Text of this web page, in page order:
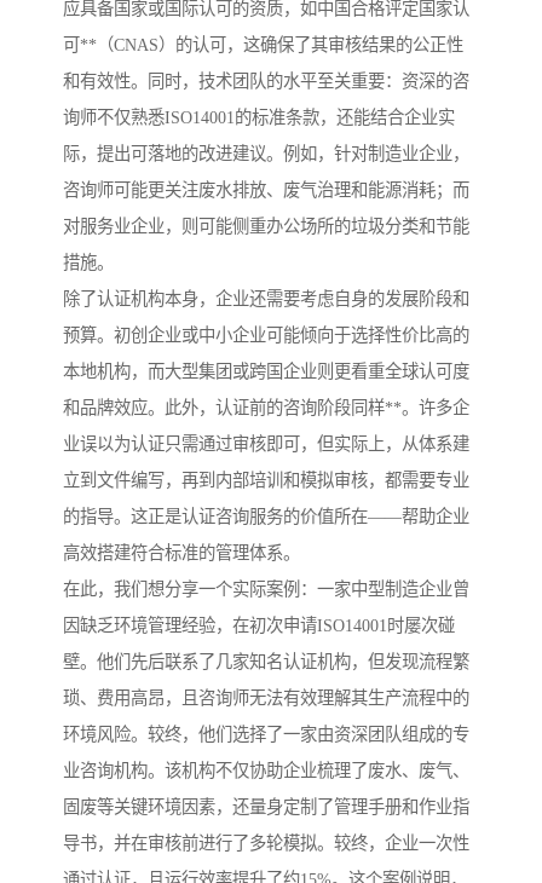
应具备国家或国际认可的资质，如中国合格评定国家认
可**（CNAS）的认可，这确保了其审核结果的公正性
和有效性。同时，技术团队的水平至关重要：资深的咨
询师不仅熟悉ISO14001的标准条款，还能结合企业实
际，提出可落地的改进建议。例如，针对制造业企业，
咨询师可能更关注废水排放、废气治理和能源消耗；而
对服务业企业，则可能侧重办公场所的垃圾分类和节能
措施。
除了认证机构本身，企业还需要考虑自身的发展阶段和
预算。初创企业或中小企业可能倾向于选择性价比高的
本地机构，而大型集团或跨国企业则更看重全球认可度
和品牌效应。此外，认证前的咨询阶段同样**。许多企
业误以为认证只需通过审核即可，但实际上，从体系建
立到文件编写，再到内部培训和模拟审核，都需要专业
的指导。这正是认证咨询服务的价值所在——帮助企业
高效搭建符合标准的管理体系。
在此，我们想分享一个实际案例：一家中型制造企业曾
因缺乏环境管理经验，在初次申请ISO14001时屡次碰
壁。他们先后联系了几家知名认证机构，但发现流程繁
琐、费用高昂，且咨询师无法有效理解其生产流程中的
环境风险。较终，他们选择了一家由资深团队组成的专
业咨询机构。该机构不仅协助企业梳理了废水、废气、
固废等关键环境因素，还量身定制了管理手册和作业指
导书，并在审核前进行了多轮模拟。较终，企业一次性